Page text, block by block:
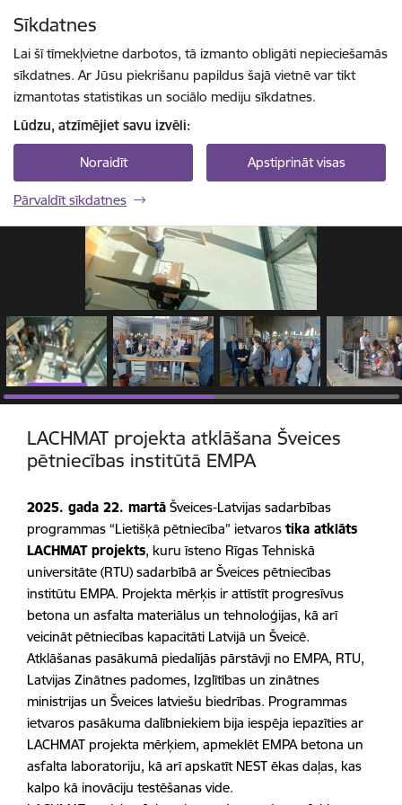
Sīkdatnes
Lai šī tīmekļvietne darbotos, tā izmanto obligāti nepieciešamās
sīkdatnes. Ar Jūsu piekrišanu papildus šajā vietnē var tikt
izmantotas statistikas un sociālo mediju sīkdatnes.
Lūdzu, atzīmējiet savu izvēli:
Noraidīt Apstiprināt visas
Pārvaldīt sīkdatnes
1 / 7
LACHMAT projekta atklāšana Šveices
pētniecības institūtā EMPA
2025. gada 22. martā Šveices-Latvijas sadarbības
programmas “Lietišķā pētniecība” ietvaros tika atklāts
LACHMAT projekts, kuru īsteno Rīgas Tehniskā
universitāte (RTU) sadarbībā ar Šveices pētniecības
institūtu EMPA. Projekta mērķis ir attīstīt progresīvus
betona un asfalta materiālus un tehnoloģijas, kā arī
veicināt pētniecības kapacitāti Latvijā un Šveicē.
Atklāšanas pasākumā piedalījās pārstāvji no EMPA, RTU,
Latvijas Zinātnes padomes, Izglītības un zinātnes
ministrijas un Šveices latviešu biedrības. Programmas
ietvaros pasākuma dalībniekiem bija iespēja iepazīties ar
LACHMAT projekta mērķiem, apmeklēt EMPA betona un
asfalta laboratoriju, kā arī apskatīt NEST ēkas daļas, kas
kalpo kā inovāciju testēšanas vide.